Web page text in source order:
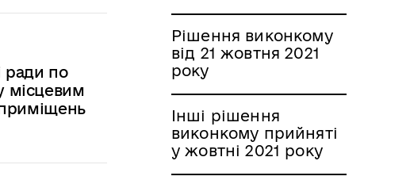
ради по
місцевим
Рішення виконкому
від 21 жовтня 2021
року
Інші рішення
виконкому прийняті
у жовтні 2021 року